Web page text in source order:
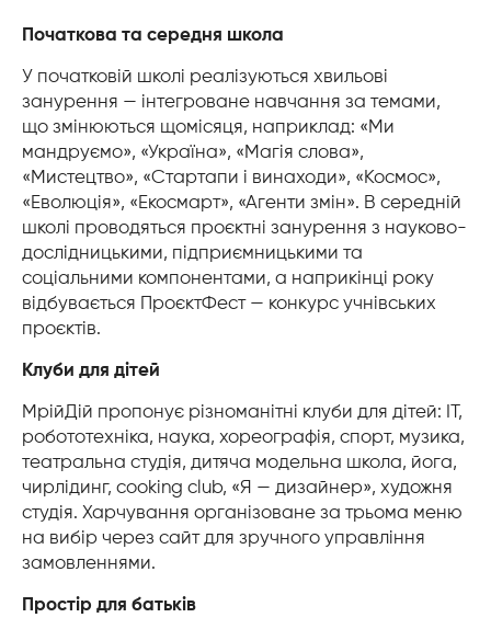
Початкова та середня школа
У початковій школі реалізуються хвильові
занурення — інтегроване навчання за темами,
що змінюються щомісяця, наприклад: «Ми
мандруємо», «Україна», «Магія слова»,
«Мистецтво», «Стартапи і винаходи», «Космос»,
«Еволюція», «Екосмарт», «Агенти змін». В середній
школі проводяться проєктні занурення з науково-
дослідницькими, підприємницькими та
соціальними компонентами, а наприкінці року
відбувається ПроєктФест — конкурс учнівських
проєктів.
Клуби для дітей
МрійДій пропонує різноманітні клуби для дітей: IT,
робототехніка, наука, хореографія, спорт, музика,
театральна студія, дитяча модельна школа, йога,
чирлідинг, cooking club, «Я — дизайнер», художня
студія. Харчування організоване за трьома меню
на вибір через сайт для зручного управління
замовленнями.
Простір для батьків